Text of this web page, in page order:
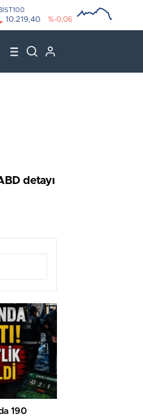
10.219,40 %-0,06
detayı
190